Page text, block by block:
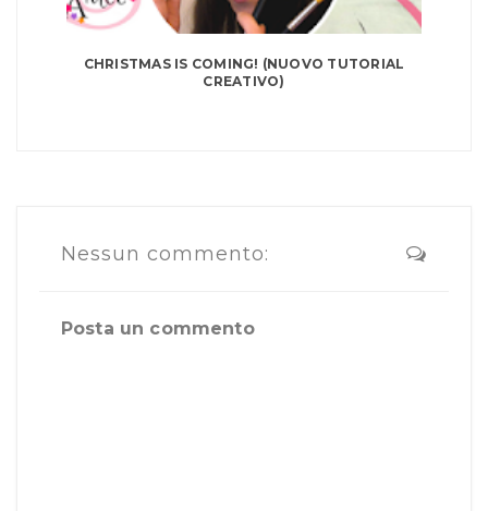
CHRISTMAS IS COMING! (NUOVO TUTORIAL
CREATIVO)
Nessun commento:
Posta un commento